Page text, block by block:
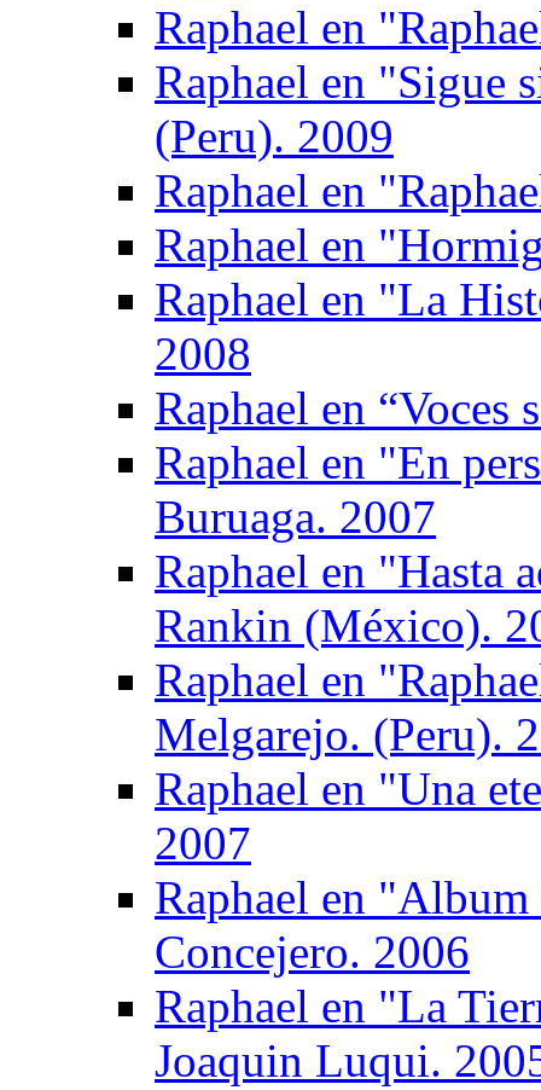
Raphael en
Raphael en "Sigue
(Peru). 2009
Raphael en
Raphael en
Raphael en "La
2008
Raphael en “Voces
Raphael en "En
Buruaga. 2007
Raphael en "Hasta
Rankin (México).
Raphael en
Melgarejo. (Peru).
Raphael en "Una
2007
Raphael en "Album
Concejero. 2006
Raphael en "La
Joaquin Luqui.